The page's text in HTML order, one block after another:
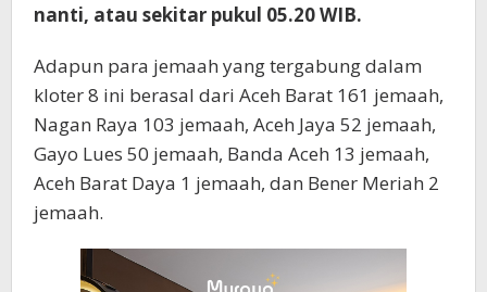
nanti, atau sekitar pukul 05.20 WIB.
Adapun para jemaah yang tergabung dalam
kloter 8 ini berasal dari Aceh Barat 161 jemaah,
Nagan Raya 103 jemaah, Aceh Jaya 52 jemaah,
Gayo Lues 50 jemaah, Banda Aceh 13 jemaah,
Aceh Barat Daya 1 jemaah, dan Bener Meriah 2
jemaah.